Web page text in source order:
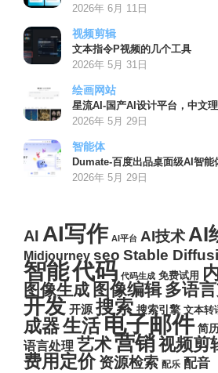
2026年 6月 11日
视频剪辑
文本指令P视频的几个工具
2026年 5月 31日
绘画网站
星流AI-国产AI设计平台，中文
2026年 5月 29日
智能体
Dumate-百度出品桌面级AI智能
2026年 5月 29日
AI AI写作 AI平台 AI技术AI
Midjourney seo Stable
智能代码 代码生成 免费试用
图像生成 图像编辑 多语
开发 开源 搜索 搜索引擎 文本转
成器生活电子邮件 简
语言处理 艺术营销视频剪
费用定价 资源检索 配乐 配音